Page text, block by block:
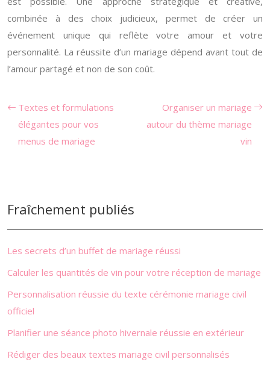
combinée à des choix judicieux, permet de créer un
événement unique qui reflète votre amour et votre
personnalité. La réussite d’un mariage dépend avant tout de
l’amour partagé et non de son coût.
Textes et formulations
élégantes pour vos
menus de mariage
Organiser un mariage
autour du thème mariage
vin
Fraîchement publiés
Les secrets d’un buffet de mariage réussi
Calculer les quantités de vin pour votre réception de mariage
Personnalisation réussie du texte cérémonie mariage civil
officiel
Planifier une séance photo hivernale réussie en extérieur
Rédiger des beaux textes mariage civil personnalisés